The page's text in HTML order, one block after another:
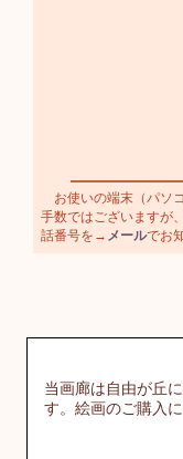
お使いの端末（パソ
手数ではございますが
話番号を→ メールでお
当画廊は自由が丘
す。絵画のご購入